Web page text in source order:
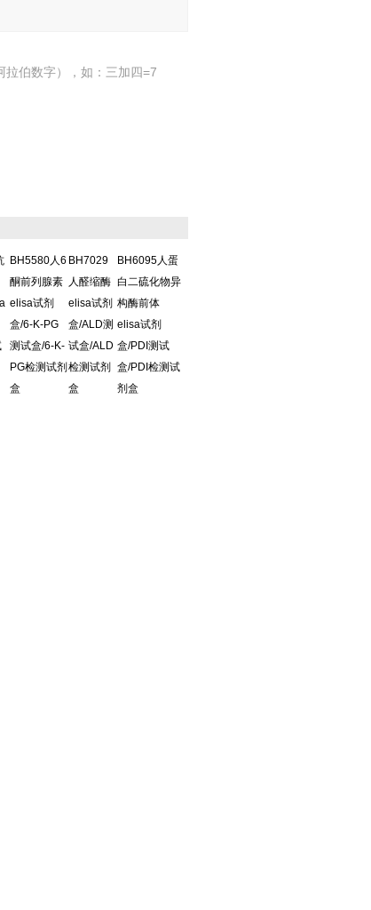
拉伯数字），如：三加四=7
BH5580人6
酮前列腺素
elisa试剂
盒/6-K-PG
测试盒/6-K-
PG检测试剂
盒
BH7029
人醛缩酶
elisa试剂
盒/ALD测
试盒/ALD
检测试剂
盒
BH6095人蛋
白二硫化物异
构酶前体
elisa试剂
盒/PDI测试
盒/PDI检测试
剂盒